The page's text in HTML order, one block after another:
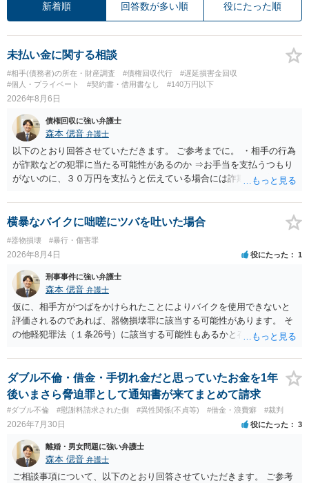
新着順 回答数が多い順 役にたった順
未払い金に関する相談
#相手(債務者)の所在・財産調査 #債権回収代行
#遅延損害金回収
#個人・プライベート
#契約書・借用書なし #140万円以下
2026年8月6日
債権回収に強い弁護士
森本 偲音 弁護士
以下のとおり回答させていただきます。 ご参考までに。 ・相手の行為
が詐欺などの犯罪に当たる可能性があるのか ⇒お手当を支払うつもり
がないのに、３０万円を支払うと伝えている場合には詐欺罪に該当す
段が取れるのか ⇒契約に基づく履行請求として３０万円を請求するこ
とが考えられますが、 パパ活の契約は、売春防止法に抵触する契約
条）となるため、相手方に請求できない可能性が高いです。 ・相手の
氏名や住所が分からない状態でも対応可能なのか ⇒訴訟等の裁判上の
手続を利用する場合には、原則として相手方の住所・氏名を把握して
いる必要があります。
横暴なバイクに咄嗟にツバを吐いた場合
#器物損壊 #暴行・傷害罪
2026年8月4日 役にたった 1
刑事事件に強い弁護士
森本 偲音 弁護士
仮に、相手方がつばをかけられたことによりバイクを使用できないと
評価されるのであれば、器物損壊罪に該当する可能性があります。 そ
の他軽犯罪法（１条26号）に該当する可能性もあるかと存じます。 確
ご相談者様の対応によってはご相談者の方にも責任が生じてしまう 可
能性がございますので、冷静にご対応いただくようご留意いただけれ
ばと存じます。 以上、ご参考までに。
ダブル不倫・借金・手切れ金だと思っていたお金を1年
後いまさら脅迫罪として通知書が来てまとめて請求
#ダブル不倫 #慰謝料請求された側 #異性関係(不貞等) #借金・浪費癖 #裁判
2026年7月30日 役にたった 3
離婚・男女問題に強い弁護士
森本 偲音 弁護士
ご相談事項について、以下のとおり回答させていただきます。 ご参考